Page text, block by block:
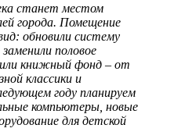
станет местом
города. Помещение
обновили систему
половое
книжный фонд – от
классики и
году планируем
компьютеры, новые
для детской